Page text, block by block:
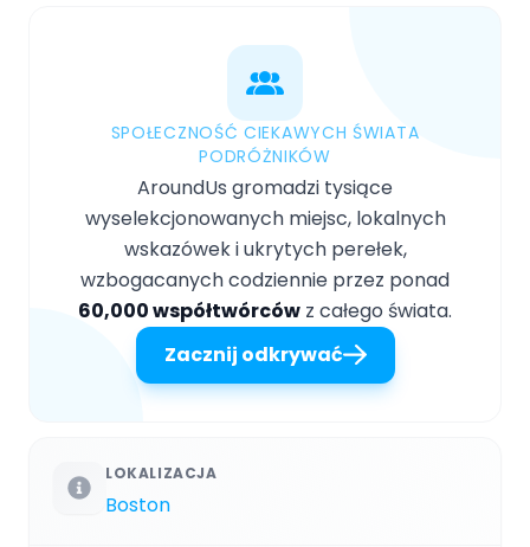
SPOŁECZNOŚĆ CIEKAWYCH ŚWIATA
PODRÓŻNIKÓW
AroundUs gromadzi tysiące
wyselekcjonowanych miejsc, lokalnych
wskazówek i ukrytych perełek,
wzbogacanych codziennie przez ponad
60,000 współtwórców z całego świata.
Zacznij odkrywać
LOKALIZACJA
Boston